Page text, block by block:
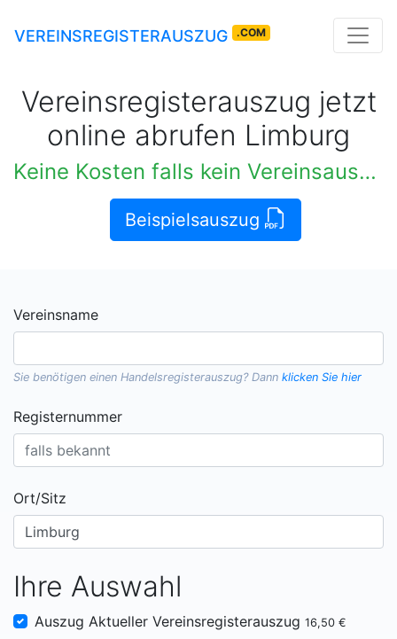
VEREINSREGISTERAUSZUG .COM
Vereinsregisterauszug jetzt
online abrufen Limburg
Keine Kosten falls kein Vereinsauszug verfügbar
Beispielsauszug
Vereinsname
Sie benötigen einen Handelsregisterauszug? Dann klicken Sie hier
Registernummer
Ort/Sitz
Ihre Auswahl
Auszug Aktueller Vereinsregisterauszug 16,50 €